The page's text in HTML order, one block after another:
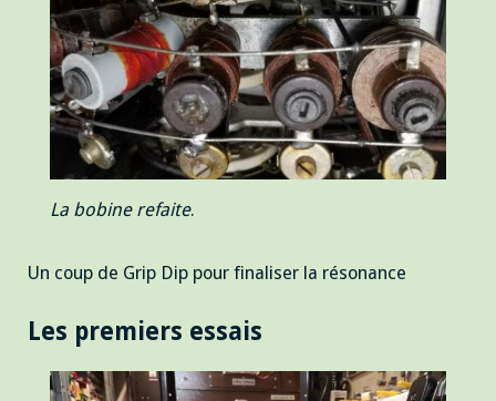
La bobine refaite.
Un coup de Grip Dip pour finaliser la résonance
Les premiers essais